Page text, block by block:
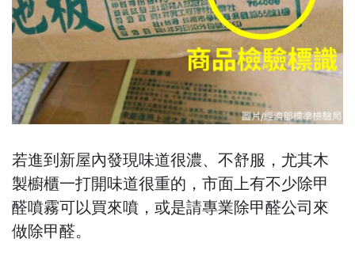
若進到新屋內發現味道很濃、不舒服，尤其木
製櫥櫃一打開味道很重的，市面上有不少除甲
醛噴霧可以買來噴，或是請專業除甲醛公司來
做除甲醛。